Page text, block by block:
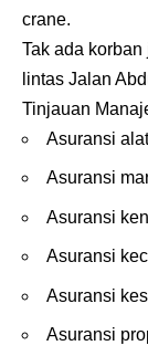
crane.
Tak ada
lintas Jalan
Tinjauan
Asuransi
Asuransi
Asuransi
Asuransi
Asuransi
Asuransi